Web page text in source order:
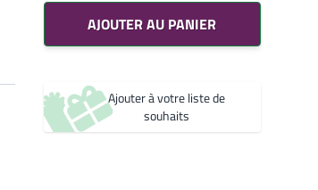
AJOUTER AU PANIER
Ajouter à votre liste de
souhaits